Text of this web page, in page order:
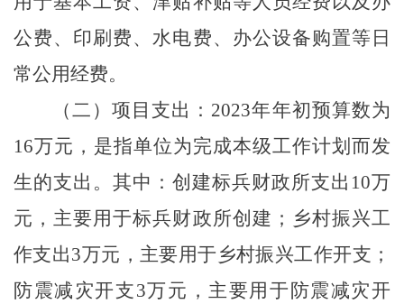
公费、印刷费、水电费、办公设备购置等日
常公用经费。
（二）项目支出：2023年年初预算数为
16万元，是指单位为完成本级工作计划而发
生的支出。其中：创建标兵财政所支出10万
元，主要用于标兵财政所创建；乡村振兴工
作支出3万元，主要用于乡村振兴工作开支；
防震减灾开支3万元，主要用于防震减灾开